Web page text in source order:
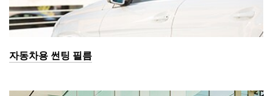
자동차용 썬팅 필름